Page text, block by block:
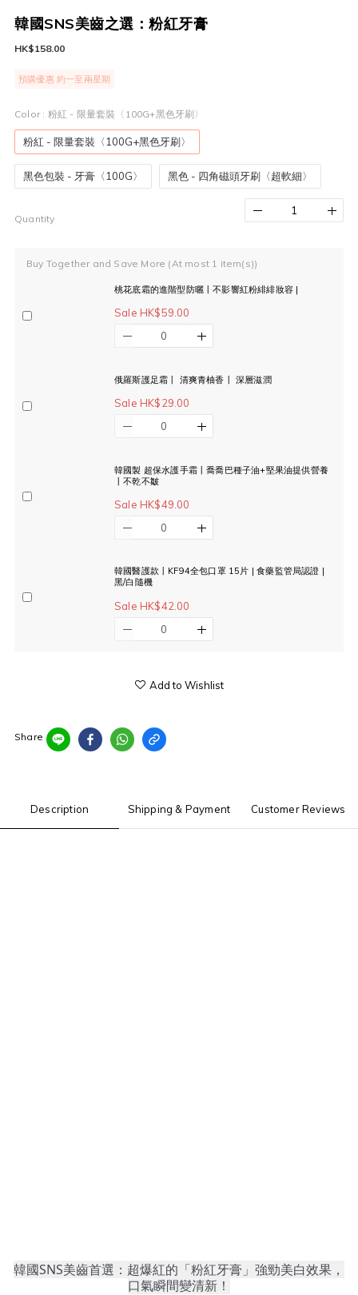
韓國SNS美齒之選：粉紅牙膏
HK$158.00
預購優惠 約一至兩星期
Color : 粉紅 - 限量套裝〈100G+黑色牙刷〉
粉紅 - 限量套裝〈100G+黑色牙刷〉
黑色包裝 - 牙膏〈100G〉 黑色 - 四角磁頭牙刷〈超軟細〉
Quantity
Buy Together and Save More (At most 1 item(s))
桃花底霜的進階型防曬丨不影響紅粉緋緋妝容 |
Sale HK$59.00
俄羅斯護足霜丨 清爽青柚香丨 深層滋潤
Sale HK$29.00
韓國製 超保水護手霜丨喬喬巴種子油+堅果油提供營養
丨不乾不皺
Sale HK$49.00
韓國醫護款丨KF94全包口罩 15片 | 食藥監管局認證 |
黑/白隨機
Sale HK$42.00
Add to Wishlist
Share
Description Shipping & Payment Customer Reviews
韓國SNS美齒首選：超爆紅的「粉紅牙膏」強勁美白效果，
口氣瞬間變清新！